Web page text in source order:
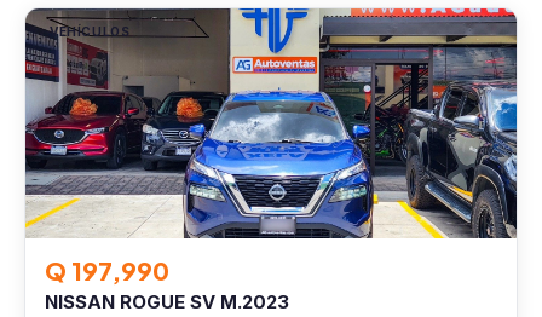
VEHÍCULOS
Q 197,990
NISSAN ROGUE SV M.2023